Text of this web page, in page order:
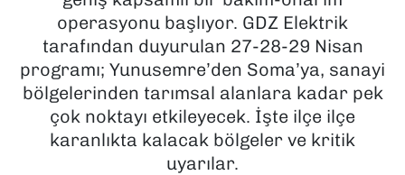
operasyonu başlıyor. GDZ Elektrik
tarafından duyurulan 27-28-29 Nisan
programı; Yunusemre’den Soma’ya, sanayi
bölgelerinden tarımsal alanlara kadar pek
çok noktayı etkileyecek. İşte ilçe ilçe
karanlıkta kalacak bölgeler ve kritik
uyarılar.
POLİTİKA
SAĞLIK
SPOR
TEKNOLOJİ